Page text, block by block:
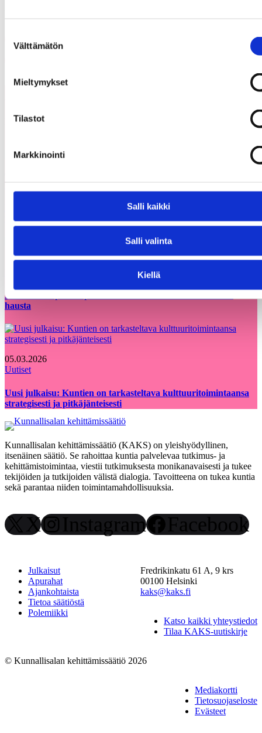
valinta
Välttämätön
Mieltymykset
Tilastot
Markkinointi
Salli kaikki
Salli valinta
Kiellä
Share on Facebook
näistä
Uutiset
Etsimme Kunnallisalan kehittämissäätiölle
uutta talouspäällikköä
12.06.2026
KAKS teki apurahapäätökset vuoden 2026 ensimmäisestä
hausta
05.03.2026
Uutiset
Uusi julkaisu: Kuntien on tarkasteltava kulttuuritoimintaansa
strategisesti ja pitkäjänteisesti
Kunnallisalan kehittämissäätiö (KAKS) on yleishyödyllinen,
itsenäinen säätiö. Se rahoittaa kuntia palvelevaa tutkimus- ja
kehittämistoimintaa, viestii tutkimuksesta monikanavaisesti ja tukee
tekijöiden ja tutkijoiden välistä dialogia. Tavoitteena on tukea kuntia
sekä parantaa niiden toimintamahdollisuuksia.
X Instagram Facebook
Julkaisut
Apurahat
Ajankohtaista
Tietoa säätiöstä
Polemiikki
Fredrikinkatu 61 A, 9 krs
00100 Helsinki
kaks@kaks.fi
Katso kaikki yhteystiedot
Tilaa KAKS-uutiskirje
© Kunnallisalan kehittämissäätiö 2026
Mediakortti
Tietosuojaseloste
Evästeet